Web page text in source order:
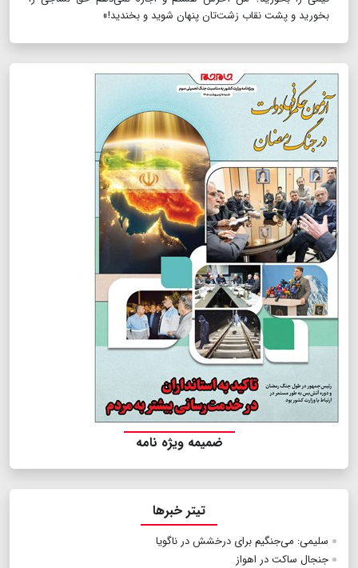
بخورید و پشت نقاب زشت‌تان پنهان شوید و بخندید!»
ضمیمه ویژه نامه
تیتر خبرها
سلیمی: می‌جنگیم برای درخشش در ناگویا
جنجال ساکت در اهواز